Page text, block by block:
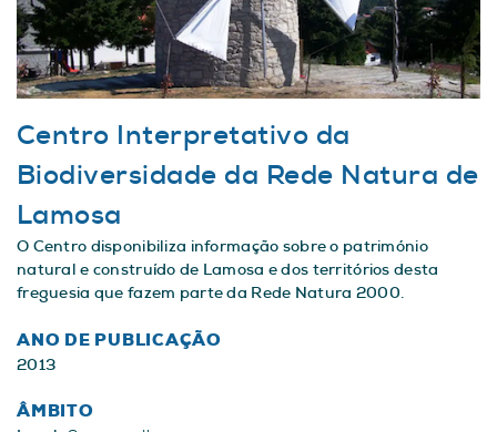
Centro Interpretativo da
Biodiversidade da Rede Natura de
Lamosa
O Centro disponibiliza informação sobre o património
natural e construído de Lamosa e dos territórios desta
freguesia que fazem parte da Rede Natura 2000.
ANO DE PUBLICAÇÃO
2013
ÂMBITO